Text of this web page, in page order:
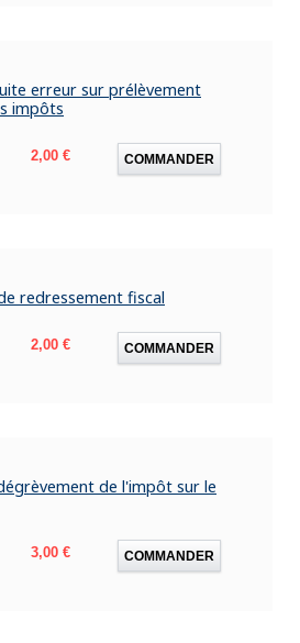
erreur sur prélèvement
impôts
Prix
2,00 € COMMANDER
redressement fiscal
Prix
2,00 € COMMANDER
de l'impôt sur le
Prix
3,00 € COMMANDER